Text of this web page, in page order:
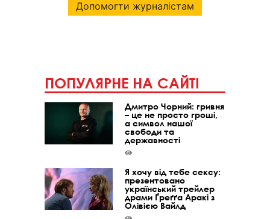
Допомогти журналістам
ПОПУЛЯРНЕ НА САЙТІ
Дмитро Чорний: гривня
– це не просто гроші,
а символ нашої
свободи та
державності
Я хочу від тебе сексу:
презентовано
український трейлер
драми Ґреґґа Аракі з
Олівією Вайлд